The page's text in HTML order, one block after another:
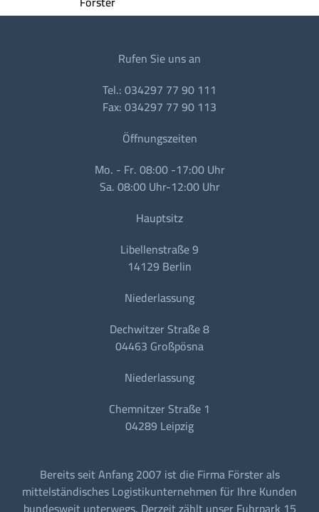
Rufen Sie uns an
Tel.: 034297 77 90 111
Fax: 034297 77 90 113
Öffnungszeiten
Mo. - Fr. 08:00 -17:00 Uhr
Sa. 08:00 Uhr-12:00 Uhr
Hauptsitz
Libellenstraße 9
14129 Berlin
Niederlassung
Dechwitzer Straße 8
04463 Großpösna
Niederlassung
Chemnitzer Straße 1
04289 Leipzig
Bereits seit Anfang 2007 ist die Firma Förster als
mittelständisches Logistikunternehmen für Ihre Kunden